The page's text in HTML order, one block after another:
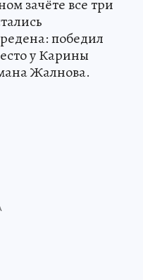
зачёте все три
победил
у Карины
Жалнова.